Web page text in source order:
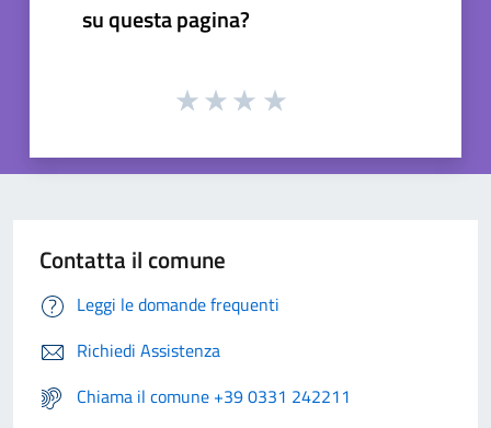
su questa pagina?
Contatta il comune
Leggi le domande frequenti
Richiedi Assistenza
Chiama il comune +39 0331 242211